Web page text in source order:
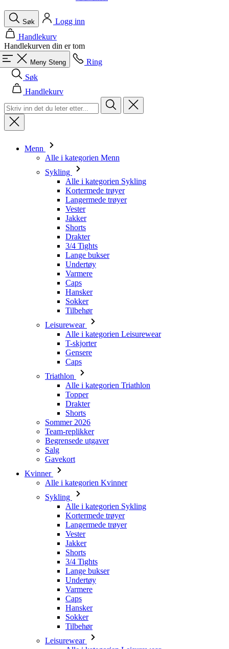
Handlekurven din er tom
Meny Steng
Søk
Handlekurv
Menn
Alle i kategorien Menn
Langermede trøyer
Vester
Jakker
Shorts
Drakter
3/4 Tights
Lange bukser
Undertøy
Varmere
Caps
Hansker
Sokker
Tilbehør
Leisurewear
Alle i kategorien Leisurewear
T-skjorter
Gensere
Triathlon
Alle i kategorien Triathlon
Topper
Drakter
Shorts
Sommer 2026
Team-replikker
Begrensede utgaver
Salg
Gavekort
Kvinner
Alle i kategorien Kvinner
Sykling
Alle i kategorien Sykling
Langermede trøyer
Vester
Jakker
Shorts
3/4 Tights
Lange bukser
Undertøy
Varmere
Caps
Hansker
Sokker
Tilbehør
Leisurewear
Alle i kategorien Leisurewear
T-skjorter
Gensere